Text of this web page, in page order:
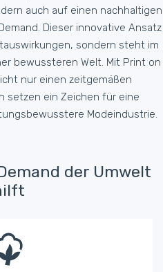
auch auf einen nachhaltigen
Dieser innovative Ansatz
sondern steht im
bewussteren Welt. Mit Print on
nur einen zeitgemäßen
setzen ein Zeichen für eine
Modeindustrie.
der Umwelt